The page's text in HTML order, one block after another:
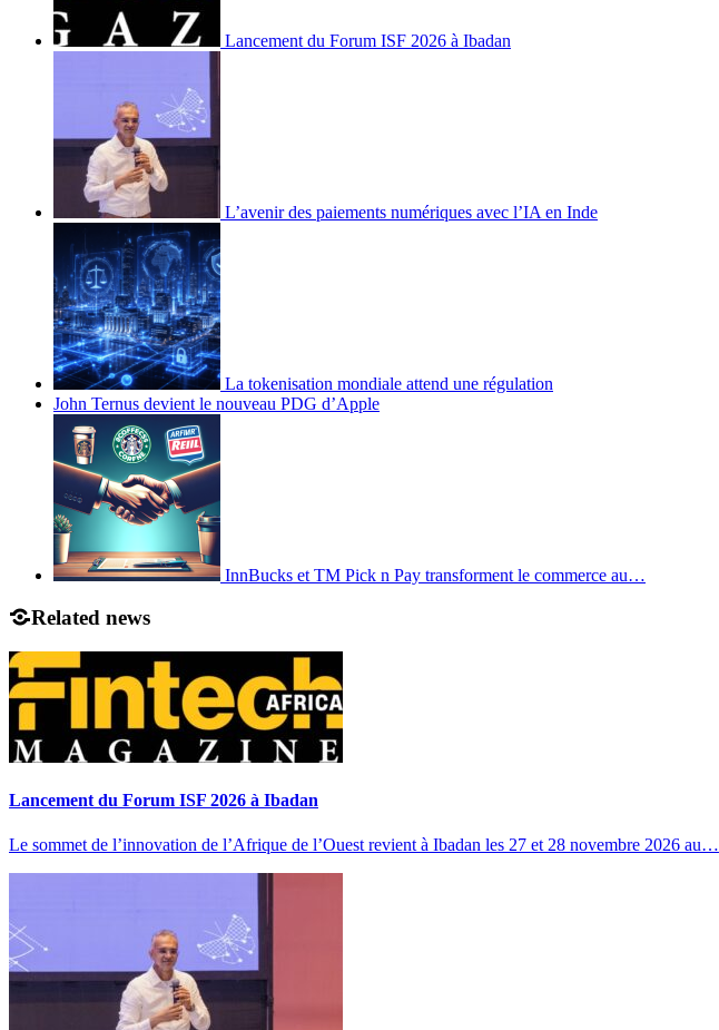
Lancement du Forum ISF 2026 à Ibadan
L’avenir des paiements numériques avec l’IA en Inde
La tokenisation mondiale attend une régulation
John Ternus devient le nouveau PDG d’Apple
InnBucks et TM Pick n Pay transforment le commerce au…
Related news
Lancement du Forum ISF 2026 à Ibadan
Le sommet de l’innovation de l’Afrique de l’Ouest revient à Ibadan les 27 et 28 novembre 2026 au…